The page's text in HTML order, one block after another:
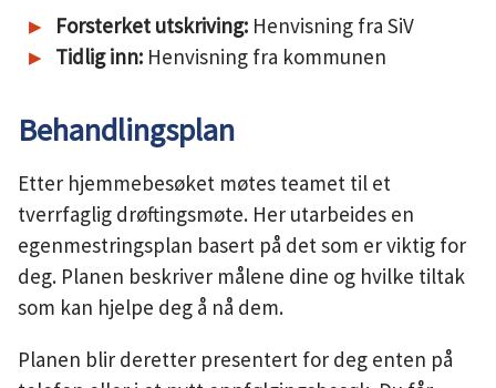
Forsterket utskriving: Henvisning fra SiV
Tidlig inn: Henvisning fra kommunen
Behandlingsplan
Etter hjemmebesøket møtes teamet til et
tverrfaglig drøftingsmøte. Her utarbeides en
egenmestringsplan basert på det som er viktig for
deg. Planen beskriver målene dine og hvilke tiltak
som kan hjelpe deg å nå dem.
Planen blir deretter presentert for deg enten på